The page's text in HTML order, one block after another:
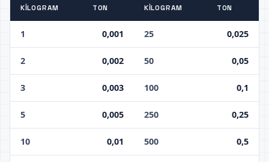
KILOGRAM TON KILOGRAM TON
1 0,001 25 0,025
2 0,002 50 0,05
3 0,003 100 0,1
5 0,005 250 0,25
10 0,01 500 0,5